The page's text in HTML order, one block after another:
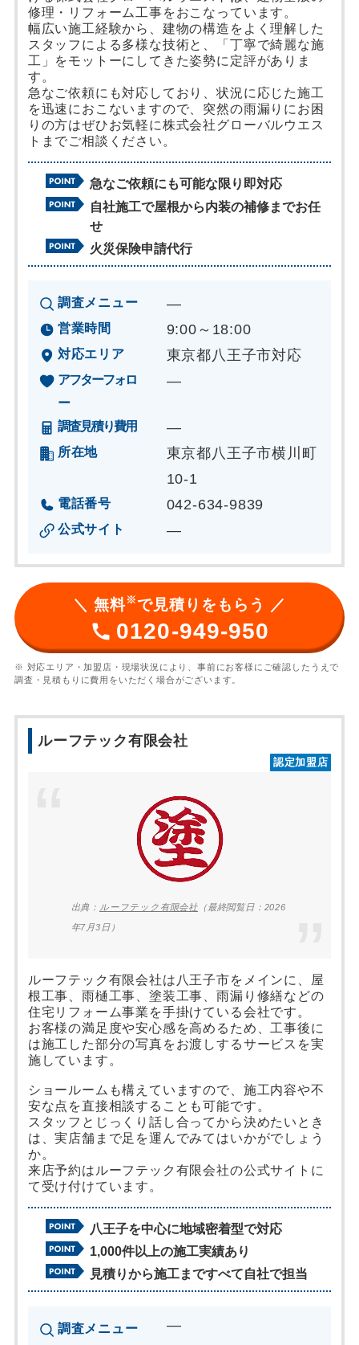
修理・リフォーム工事をおこなっています。
幅広い施工経験から、建物の構造をよく理解した
スタッフによる多様な技術と、「丁寧で綺麗な施
工」をモットーにしてきた姿勢に定評がありま
す。
急なご依頼にも対応しており、状況に応じた施工
を迅速におこないますので、突然の雨漏りにお困
りの方はぜひお気軽に株式会社グローバルウエス
トまでご相談ください。
急なご依頼にも可能な限り即対応
自社施工で屋根から内装の補修までお任
せ
火災保険申請代行
調査メニュー ―
営業時間 9:00～18:00
対応エリア 東京都八王子市対応
アフターフォロ
ー
―
調査見積り費用 ―
所在地
東京都八王子市横川町
10-1
電話番号 042-634-9839
公式サイト ―
＼ 無料※で見積りをもらう ／
0120-949-950
※ 対応エリア・加盟店・現場状況により、事前にお客様にご確認したうえで
調査・見積もりに費用をいただく場合がございます。
ルーフテック有限会社
認定加盟店
出典： ルーフテック有限会社 （最終閲覧日：2026
年7月3日）
ルーフテック有限会社は八王子市をメインに、屋
根工事、雨樋工事、塗装工事、雨漏り修繕などの
住宅リフォーム事業を手掛けている会社です。
お客様の満足度や安心感を高めるため、工事後に
は施工した部分の写真をお渡しするサービスを実
施しています。
ショールームも構えていますので、施工内容や不
安な点を直接相談することも可能です。
スタッフとじっくり話し合ってから決めたいとき
は、実店舗まで足を運んでみてはいかがでしょう
か。
来店予約はルーフテック有限会社の公式サイトに
て受け付けています。
八王子を中心に地域密着型で対応
1,000件以上の施工実績あり
見積りから施工まですべて自社で担当
調査メニュー ―